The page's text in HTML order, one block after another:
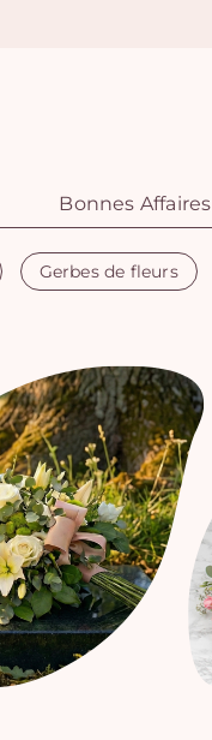
Bonnes Affaires
Gerbes de fleurs